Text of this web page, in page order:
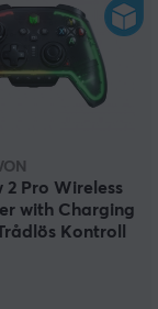
2 Pro Wireless
with Charging
Kontroll